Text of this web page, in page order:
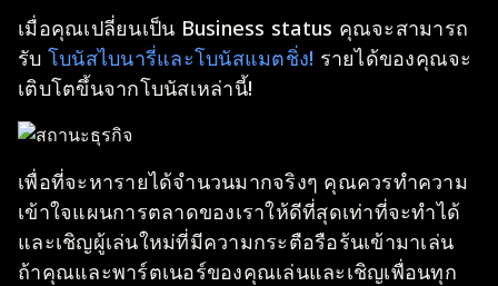
เมื่อคุณเปลี่ยนเป็น Business status คุณจะสามารถ
รับ โบนัสไบนารี่และโบนัสแมตชิ่ง! รายได้ของคุณจะ
เติบโตขึ้นจากโบนัสเหล่านี้!
เพื่อที่จะหารายได้จำนวนมากจริงๆ คุณควรทำความ
เข้าใจแผนการตลาดของเราให้ดีที่สุดเท่าที่จะทำได้
และเชิญผู้เล่นใหม่ที่มีความกระตือรือร้นเข้ามาเล่น
ถ้าคุณและพาร์ตเนอร์ของคุณเล่นและเชิญเพื่อนทุก